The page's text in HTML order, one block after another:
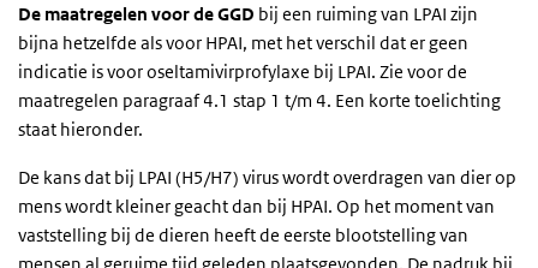
De maatregelen voor de GGD bij een ruiming van LPAI zijn
bijna hetzelfde als voor HPAI, met het verschil dat er geen
indicatie is voor oseltamivirprofylaxe bij LPAI. Zie voor de
maatregelen paragraaf 4.1 stap 1 t/m 4. Een korte toelichting
staat hieronder.
De kans dat bij LPAI (H5/H7) virus wordt overdragen van dier op
mens wordt kleiner geacht dan bij HPAI. Op het moment van
vaststelling bij de dieren heeft de eerste blootstelling van